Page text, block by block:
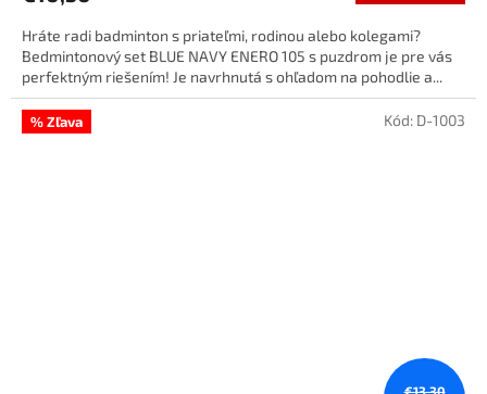
Hráte radi badminton s priateľmi, rodinou alebo kolegami?
Bedmintonový set BLUE NAVY ENERO 105 s puzdrom je pre vás
perfektným riešením! Je navrhnutá s ohľadom na pohodlie a...
% Zľava Kód: D-1003